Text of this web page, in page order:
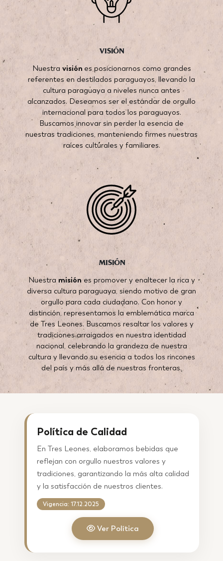
VISIÓN
Nuestra visión es posicionarnos como grandes
referentes en destilados paraguayos, llevando la
cultura paraguaya a niveles nunca antes
alcanzados. Deseamos ser el estándar de orgullo
internacional para todos los paraguayos.
Buscamos innovar sin perder la esencia de
nuestras tradiciones, manteniendo firmes nuestras
raíces culturales y familiares.
MISIÓN
Nuestra misión es promover y enaltecer la rica y
diversa cultura paraguaya, siendo motivo de gran
orgullo para cada ciudadano. Con honor y
distinción, representamos la emblemática marca
de Tres Leones. Buscamos resaltar los valores y
tradiciones arraigados en nuestra identidad
nacional, celebrando la grandeza de nuestra
cultura y llevando su esencia a todos los rincones
del país y más allá de nuestras fronteras.
Política de Calidad
En Tres Leones, elaboramos bebidas que
reflejan con orgullo nuestros valores y
tradiciones, garantizando la más alta calidad
y la satisfacción de nuestros clientes.
Vigencia: 17.12.2025
Ver Política